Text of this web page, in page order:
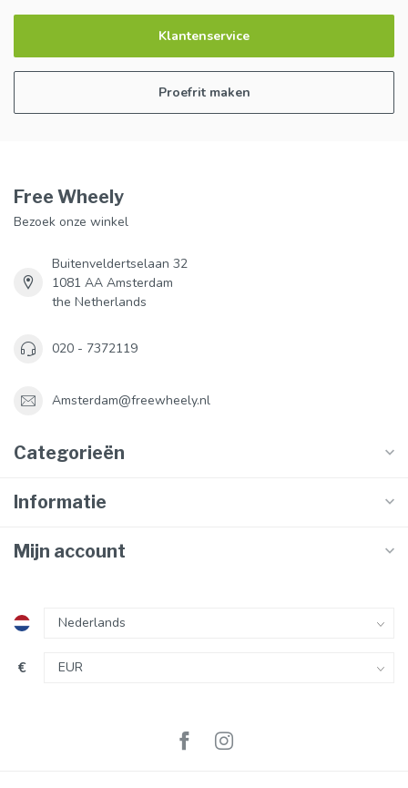
Klantenservice
Proefrit maken
Free Wheely
Bezoek onze winkel
Buitenveldertselaan 32
1081 AA Amsterdam
the Netherlands
020 - 7372119
Amsterdam@freewheely.nl
Categorieën
Informatie
Mijn account
€